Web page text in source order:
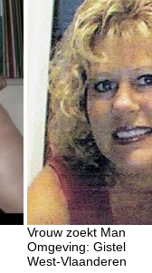
Vrouw zoekt Man
Omgeving: Gistel
West-Vlaanderen